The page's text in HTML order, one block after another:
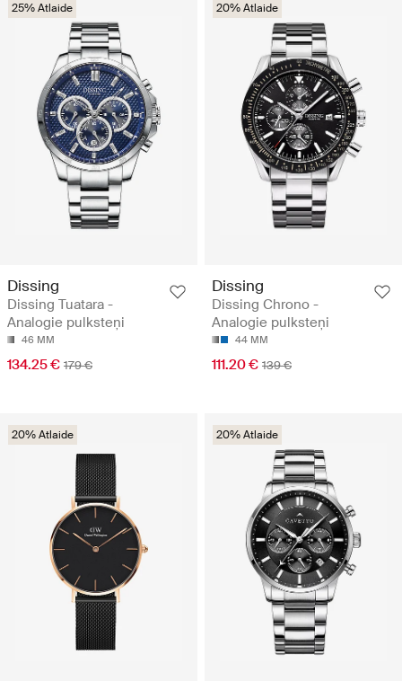
25% Atlaide
Dissing
Dissing Tuatara -
Analogie pulksteņi
46 MM
134.25 € 179 €
20% Atlaide
Dissing
Dissing Chrono -
Analogie pulksteņi
44 MM
111.20 € 139 €
20% Atlaide 20% Atlaide